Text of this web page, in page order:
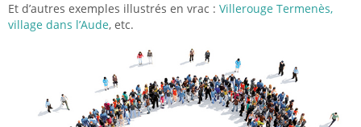
Et d’autres exemples illustrés en vrac : Villerouge Termenès,
village dans l’Aude, etc.